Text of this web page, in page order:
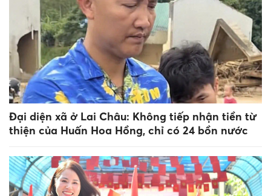
Đại diện xã ở Lai Châu: Không tiếp nhận tiền từ
thiện của Huấn Hoa Hồng, chỉ có 24 bồn nước